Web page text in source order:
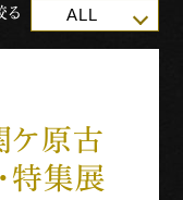
る ALL
ケ原古
特集展